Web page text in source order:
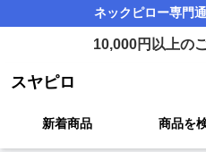
ネックピロー専門
10,000円以上の
スヤピロ
新着商品 商品を